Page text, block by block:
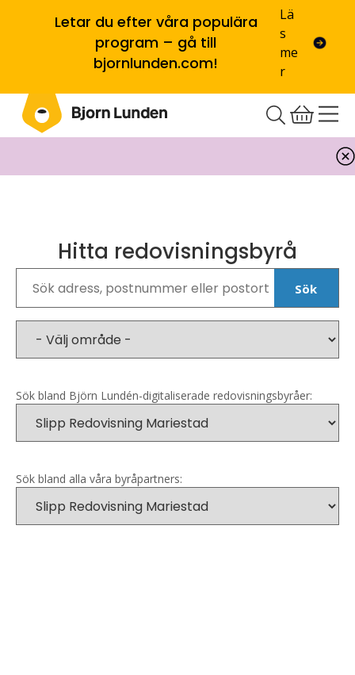
Letar du efter våra populära
program – gå till
bjornlunden.com!
Lä
s
me
r
Hitta redovisningsbyrå
Sök
Sök bland Björn Lundén-digitaliserade redovisningsbyråer:
Sök bland alla våra byråpartners: